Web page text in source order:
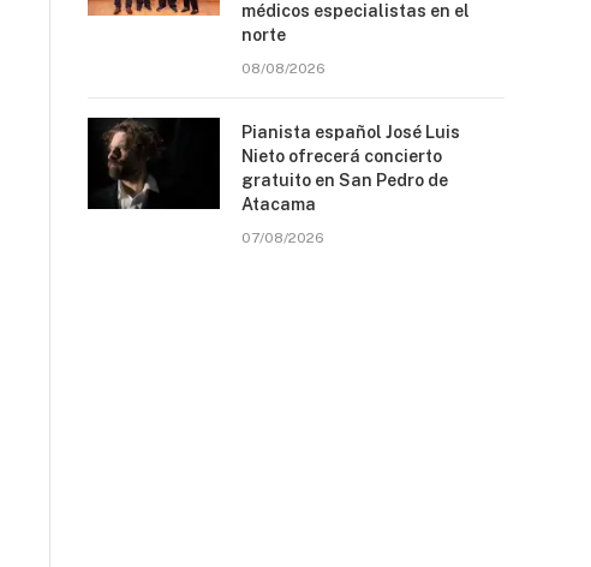
médicos especialistas en el
norte
08/08/2026
Pianista español José Luis
Nieto ofrecerá concierto
gratuito en San Pedro de
Atacama
07/08/2026